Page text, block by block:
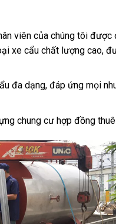
viên của chúng tôi được
xe cẩu chất lượng cao,
đa dạng, đáp ứng mọi
chung cư hợp đồng